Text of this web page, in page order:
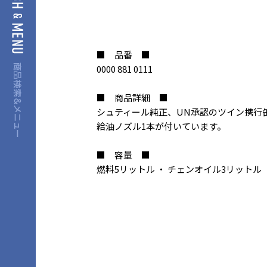
■ 品番 ■
0000 881 0111
■ 商品詳細 ■
シュティール純正、UN承認のツイン携行
給油ノズル1本が付いています。
■ 容量 ■
燃料5リットル ・ チェンオイル3リットル